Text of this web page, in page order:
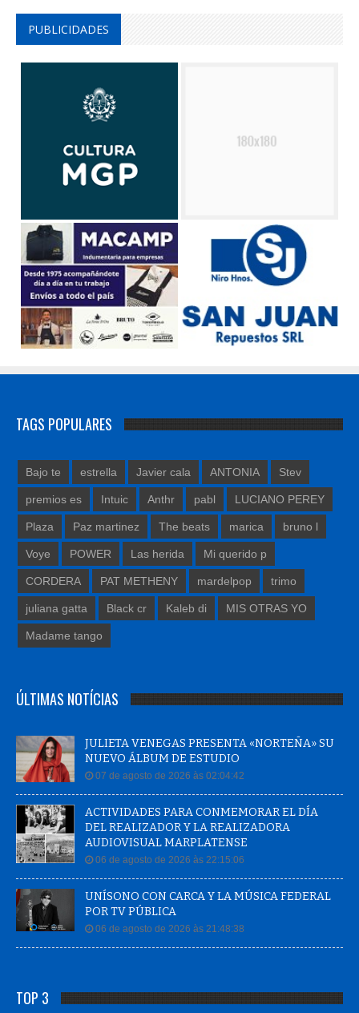
PUBLICIDADES
TAGS POPULARES
Bajo te estrella Javier cala ANTONIA Stev
premios es Intuic Anthr pabl LUCIANO PEREY
Plaza Paz martinez The beats marica bruno l
Voye POWER Las herida Mi querido p
CORDERA PAT METHENY mardelpop trimo
juliana gatta Black cr Kaleb di MIS OTRAS YO
Madame tango
ÚLTIMAS NOTÍCIAS
JULIETA VENEGAS PRESENTA «NORTEÑA» SU
NUEVO ÁLBUM DE ESTUDIO
07 de agosto de 2026 às 02:04:42
ACTIVIDADES PARA CONMEMORAR EL DÍA
DEL REALIZADOR Y LA REALIZADORA
AUDIOVISUAL MARPLATENSE
06 de agosto de 2026 às 22:15:06
UNÍSONO CON CARCA Y LA MÚSICA FEDERAL
POR TV PÚBLICA
06 de agosto de 2026 às 21:48:38
TOP 3